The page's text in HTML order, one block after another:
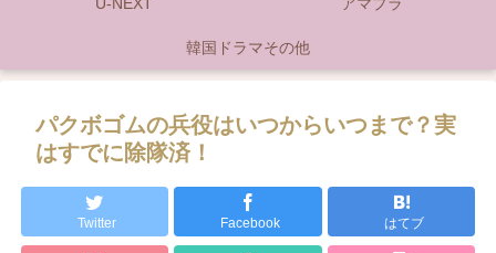
韓国ドラマその他
パクボゴムの兵役はいつからいつまで？実
はすでに除隊済！
Twitter Facebook はてブ